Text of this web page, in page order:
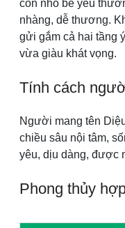
con nhỏ bé yêu
nhàng, dễ thương.
gửi gắm cả hai tầng
vừa giàu khát vọng.
Tính cách
Người mang tên
chiều sâu nội tâm,
yêu, dịu dàng, được
Phong thủy